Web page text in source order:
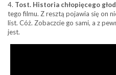
4. Tost. Historia chłopięcego
tego filmu. Z resztą pojawia się on
list. Cóż. Zobaczcie go sami, a z
jest.